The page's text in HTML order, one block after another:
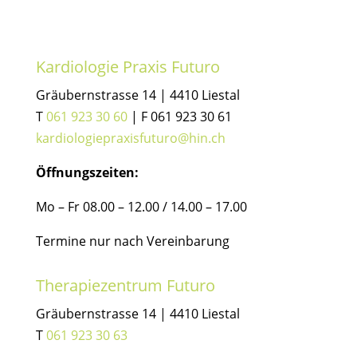
Kardiologie Praxis Futuro
Gräubernstrasse 14 | 4410 Liestal
T061 923 30 60| F 061 923 30 61
kardiologiepraxisfuturo@hin.ch
Öffnungszeiten:
Mo – Fr 08.00 – 12.00 / 14.00 – 17.00
Termine nur nach Vereinbarung
Therapiezentrum Futuro
Gräubernstrasse 14 | 4410 Liestal
T061 923 30 63